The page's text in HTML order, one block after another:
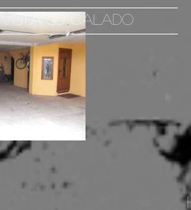
VISTA 3D CALADO